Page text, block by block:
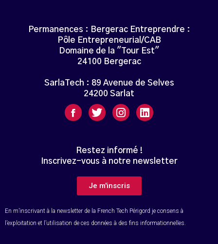
Permanences : Bergerac Entreprendre :
Pôle Entrepreneurial/CAB
Domaine de la "Tour Est"
24100 Bergerac
SarlaTech : 89 Avenue de Selves
24200 Sarlat
Restez informé !
Inscrivez-vous à notre newsletter
Je m'inscris
En m’inscrivant à la newsletter de la French Tech Périgord je consens à
l’exploitation et l’utilisation de ces données à des fins informationnelles.